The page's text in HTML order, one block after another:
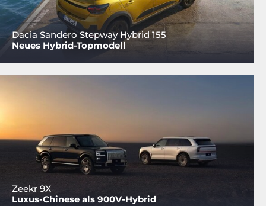
Dacia Sandero Stepway Hybrid 155
Neues Hybrid-Topmodell
Zeekr 9X
Luxus-Chinese als 900V-Hybrid